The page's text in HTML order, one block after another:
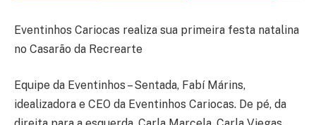
Eventinhos Cariocas realiza sua primeira festa natalina
no Casarão da Recrearte
Equipe da Eventinhos – Sentada, Fabí Márins,
idealizadora e CEO da Eventinhos Cariocas. De pé, da